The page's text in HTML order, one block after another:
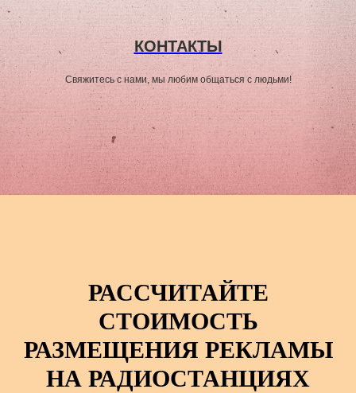
КОНТАКТЫ
Свяжитесь с нами, мы любим общаться с людьми!
РАССЧИТАЙТЕ
СТОИМОСТЬ
РАЗМЕЩЕНИЯ РЕКЛАМЫ
НА РАДИОСТАНЦИЯХ